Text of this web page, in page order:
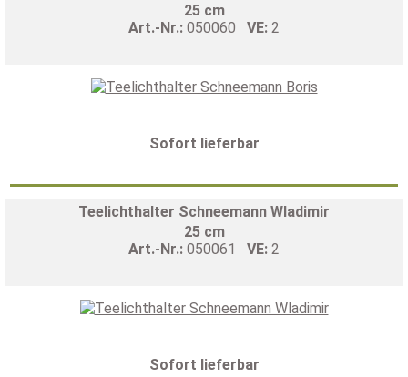
25 cm
Art.-Nr.: 050060 VE: 2
Sofort lieferbar
Teelichthalter Schneemann Wladimir
25 cm
Art.-Nr.: 050061 VE: 2
Sofort lieferbar